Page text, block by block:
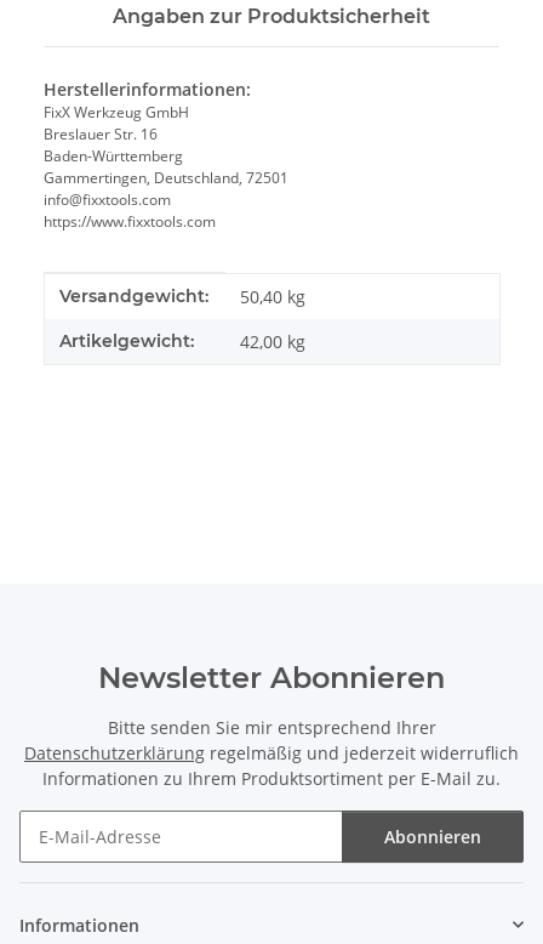
Angaben zur Produktsicherheit
Herstellerinformationen:
FixX Werkzeug GmbH
Breslauer Str. 16
Baden-Württemberg
Gammertingen, Deutschland, 72501
info@fixxtools.com
https://www.fixxtools.com
Produkteigenschaft
Wert
Versandgewicht: 50,40 kg
Artikelgewicht: 42,00 kg
Newsletter Abonnieren
Bitte senden Sie mir entsprechend Ihrer
Datenschutzerklärung regelmäßig und jederzeit widerruflich
Informationen zu Ihrem Produktsortiment per E-Mail zu.
Abonnieren
Informationen